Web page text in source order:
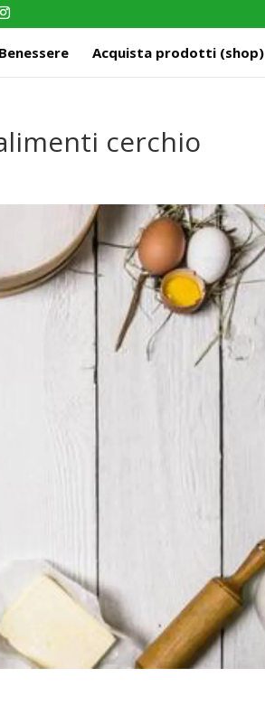
Acquista prodotti (shop)
cerchio